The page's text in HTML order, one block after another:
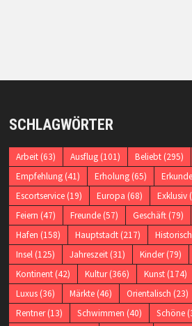
SCHLAGWÖRTER
Arbeit(63) Ausflug(101) Beliebt(295)
Empfehlung(41) Erholung(65)
Escortservice(19) Europa (68) Exklusiv
Feiern (47) Freunde(57) Geschäft(79)
Hafen (158) Hauptstadt(217) Historisch
Insel(125) Jahreszeit(31) Kinder(79)
Kontinent(42) Kultur(366) Kunst(174)
Luxus(36) Märkte(46) Orientalisch (23)
Rentner(13) Schwimmen (40) Schöne